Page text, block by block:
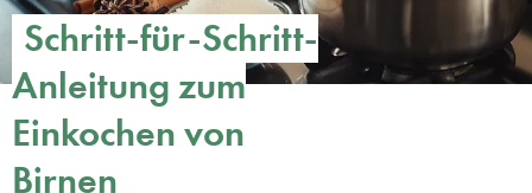
Schritt-für-Schritt-
Anleitung zum
Einkochen von
Birnen